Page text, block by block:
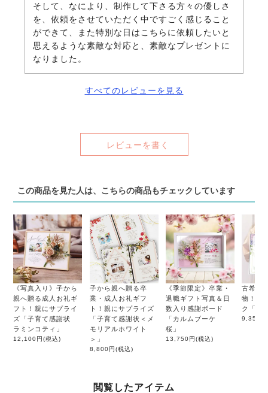
そして、なにより、制作して下さる方々の優しさ
を、依頼をさせていただく中ですごく感じること
ができて、また特別な日はこちらに依頼したいと
思えるような素敵な対応と、素敵なプレゼントに
なりました。
すべてのレビューを見る
レビューを書く
この商品を見た人は、こちらの商品もチェックしています
《写真入り》子から
親へ贈る成人お礼ギ
フト！親にサプライ
ズ「子育て感謝状
ラミンコティ」
12,100円(税込)
子から親へ贈る卒
業・成人お礼ギフ
ト！親にサプライズ
「子育て感謝状＜メ
モリアルホワイト
＞」
8,800円(税込)
《季節限定》卒業・
退職ギフト写真＆日
数入り感謝ボード
「カルムブーケ
桜」
13,750円(税込)
古希祝
物！メ
ク「古
9,350円
閲覧したアイテム